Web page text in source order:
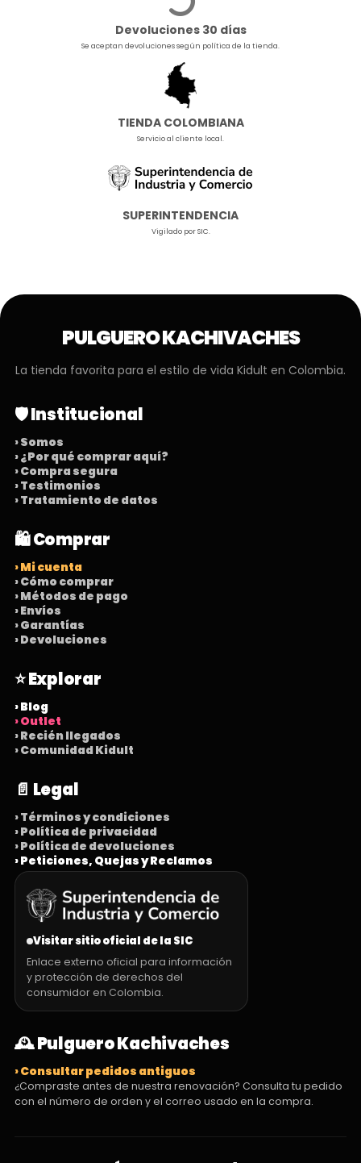
Devoluciones 30 días
Se aceptan devoluciones según política de la tienda.
TIENDA COLOMBIANA
Servicio al cliente local.
SUPERINTENDENCIA
Vigilado por SIC.
PULGUERO KACHIVACHES
La tienda favorita para el estilo de vida Kidult en Colombia.
🛡️ Institucional
› Somos
› ¿Por qué comprar aquí?
› Compra segura
› Testimonios
› Tratamiento de datos
🛍️ Comprar
› Mi cuenta
› Cómo comprar
› Métodos de pago
› Envíos
› Garantías
› Devoluciones
⭐ Explorar
› Blog
› Outlet
› Recién llegados
› Comunidad Kidult
📄 Legal
› Términos y condiciones
› Política de privacidad
› Política de devoluciones
› Peticiones, Quejas y Reclamos
Visitar sitio oficial de la SIC
Enlace externo oficial para información
y protección de derechos del
consumidor en Colombia.
🕰️ Pulguero Kachivaches
› Consultar pedidos antiguos
¿Compraste antes de nuestra renovación? Consulta tu pedido
con el número de orden y el correo usado en la compra.